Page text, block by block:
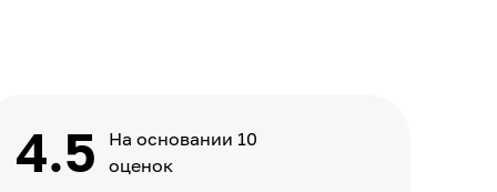
4.5
На основании 10
оценок